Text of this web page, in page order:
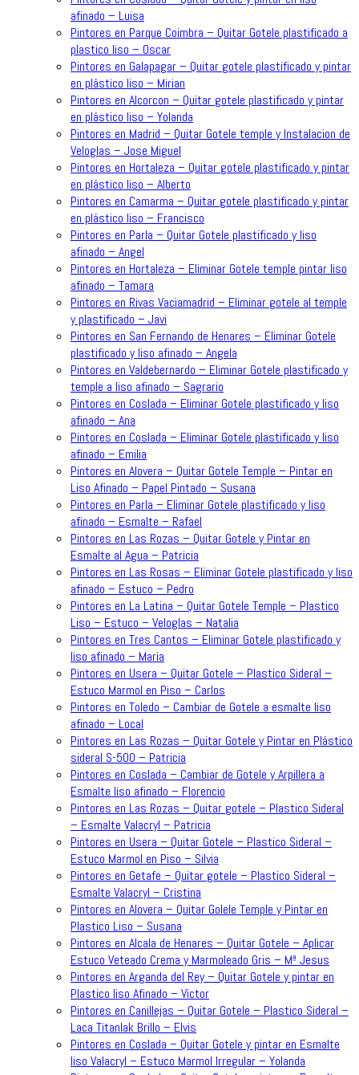
afinado – Luisa
Pintores en Parque Coimbra – Quitar Gotele plastificado a
plastico liso – Oscar
Pintores en Galapagar – Quitar gotele plastificado y pintar
en plástico liso – Mirian
Pintores en Alcorcon – Quitar gotele plastificado y pintar
en plástico liso – Yolanda
Pintores en Madrid – Quitar Gotele temple y Instalacion de
Veloglas – Jose Miguel
Pintores en Hortaleza – Quitar gotele plastificado y pintar
en plástico liso – Alberto
Pintores en Camarma – Quitar gotele plastificado y pintar
en plástico liso – Francisco
Pintores en Parla – Quitar Gotele plastificado y liso
afinado – Angel
Pintores en Hortaleza – Eliminar Gotele temple pintar liso
afinado – Tamara
Pintores en Rivas Vaciamadrid – Eliminar gotele al temple
y plastificado – Javi
Pintores en San Fernando de Henares – Eliminar Gotele
plastificado y liso afinado – Angela
Pintores en Valdebernardo – Eliminar Gotele plastificado y
temple a liso afinado – Sagrario
Pintores en Coslada – Eliminar Gotele plastificado y liso
afinado – Ana
Pintores en Coslada – Eliminar Gotele plastificado y liso
afinado – Emilia
Pintores en Alovera – Quitar Gotele Temple – Pintar en
Liso Afinado – Papel Pintado – Susana
Pintores en Parla – Eliminar Gotele plastificado y liso
afinado – Esmalte – Rafael
Pintores en Las Rozas – Quitar Gotele y Pintar en
Esmalte al Agua – Patricia
Pintores en Las Rosas – Eliminar Gotele plastificado y liso
afinado – Estuco – Pedro
Pintores en La Latina – Quitar Gotele Temple – Plastico
Liso – Estuco – Veloglas – Natalia
Pintores en Tres Cantos – Eliminar Gotele plastificado y
liso afinado – Maria
Pintores en Usera – Quitar Gotele – Plastico Sideral –
Estuco Marmol en Piso – Carlos
Pintores en Toledo – Cambiar de Gotele a esmalte liso
afinado – Local
Pintores en Las Rozas – Quitar Gotele y Pintar en Plástico
sideral S-500 – Patricia
Pintores en Coslada – Cambiar de Gotele y Arpillera a
Esmalte liso afinado – Florencio
Pintores en Las Rozas – Quitar gotele – Plastico Sideral
– Esmalte Valacryl – Patricia
Pintores en Usera – Quitar Gotele – Plastico Sideral –
Estuco Marmol en Piso – Silvia
Pintores en Getafe – Quitar gotele – Plastico Sideral –
Esmalte Valacryl – Cristina
Pintores en Alovera – Quitar Golele Temple y Pintar en
Plastico Liso – Susana
Pintores en Alcala de Henares – Quitar Gotele – Aplicar
Estuco Veteado Crema y Marmoleado Gris – Mª Jesus
Pintores en Arganda del Rey – Quitar Gotele y pintar en
Plastico liso Afinado – Victor
Pintores en Canillejas – Quitar Gotele – Plastico Sideral –
Laca Titanlak Brillo – Elvis
Pintores en Coslada – Quitar Gotele y pintar en Esmalte
liso Valacryl – Estuco Marmol Irregular – Yolanda